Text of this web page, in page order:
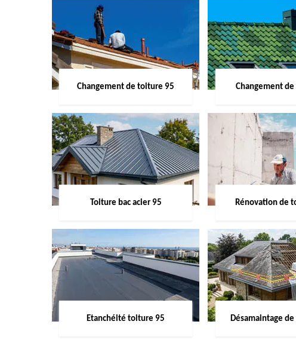
Changement de toiture 95 Changement
Toiture bac acier 95 Rénovation de
Etanchéité toiture 95 Désamaintage